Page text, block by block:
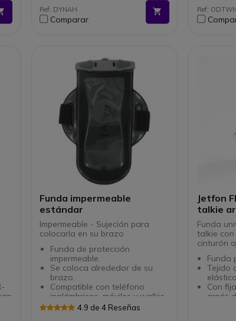
Ref: DYNAH
Comparar
Ref:
Funda impermeable
estándar
Impermeable - Sujeción para
colocarla en su brazo
Funda de protección
impermeable.
Se coloca alrededor de su
brazo.
Compatible con teléfono
inalámbricos, móviles y walkie
talkies. 4.9 de 4 Reseñas
Jetfon
talkie
Funda
talkie
cinturón
Funda
Tejido
elástico
Con
arnés